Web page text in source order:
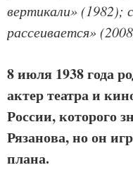
вертикали» (1982);
рассеивается»
​8 июля 1938 года
актер театра и
России, которого
Рязанова, но он
плана.